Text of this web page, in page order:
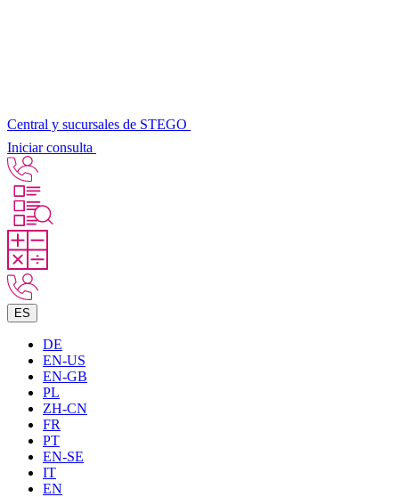
Central y sucursales de STEGO
Iniciar consulta
ES
DE
EN-US
EN-GB
PL
ZH-CN
FR
PT
EN-SE
IT
EN